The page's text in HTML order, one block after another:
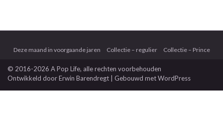
Deze maand in voorgaande jaren Collectie – regulier Collectie – Prince
© 2016-2026 A Pop Life, alle rechten voorbehouden
Ontwikkeld doorErwin Barendregt | Gebouwd metWordPress